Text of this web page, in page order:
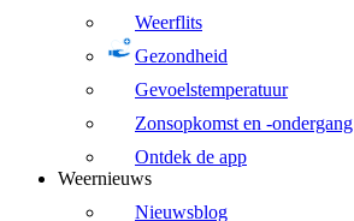
Weerflits
Gezondheid
Gevoelstemperatuur
Zonsopkomst en -ondergang
Ontdek de app
Weernieuws
Nieuwsblog